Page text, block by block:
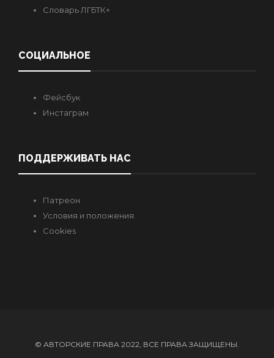
Словарь ЛГБТК+
СОЦИАЛЬНОЕ
Фейсбук
Инстаграм
ПОДДЕРЖИВАТЬ НАС
Патреон
Условия и положения
Cookies
© АВТОРСКИЕ ПРАВА 2022, ВСЕ ПРАВА ЗАЩИЩЕНЫ.